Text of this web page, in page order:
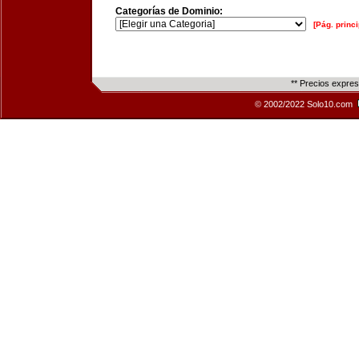
Categorías de Dominio:
[Pág.
** Precios
© 2002/2022 Solo10.com